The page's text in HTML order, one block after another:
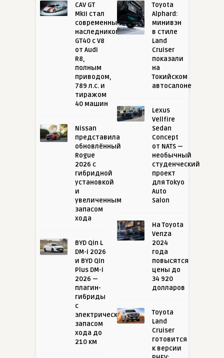
CAV GT
MkII стал
современным
наследником
GT40 с V8
от Audi
R8,
полным
приводом,
789 л.с. и
тиражом
40 машин
Nissan
представила
обновлённый
Rogue
2026 с
гибридной
установкой
и
увеличенным
запасом
хода
BYD Qin L
DM-i 2026
и BYD Qin
Plus DM-i
2026 —
плагин-
гибриды
с
электрическим
запасом
хода до
210 км
Toyota
Alphard:
минивэн
в стиле
Land
Cruiser
показали
на
Токийском
автосалоне
Lexus
Vellfire
Sedan
Concept
от NATS —
необычный
студенческий
проект
для Tokyo
Auto
Salon
На Toyota
Venza
2024
года
повысятся
цены до
34 920
долларов
Toyota
Land
Cruiser
готовится
к версии